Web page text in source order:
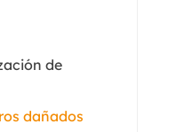
de
dañados